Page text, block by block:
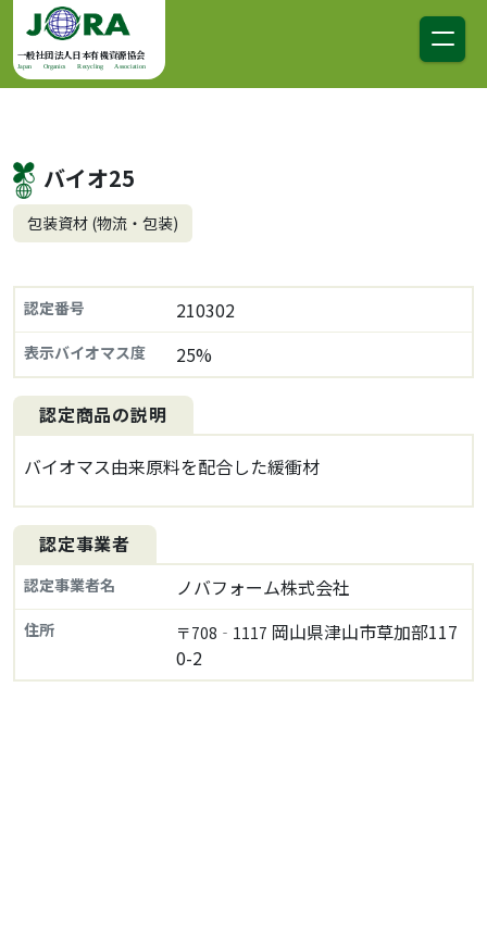
コンテンツへスキップ
メインナビゲーション
一般社団法人日本有機資源協会
Japan Organics Recycling Association
バイオ25
包装資材 (物流・包装)
認定番号 210302
表示バイオマス度 25%
認定商品の説明
バイオマス由来原料を配合した緩衝材
認定事業者
認定事業者名 ノバフォーム株式会社
住所 〒708‐1117 岡山県津山市草加部117
0-2